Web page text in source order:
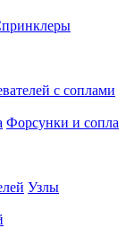
с соплами
Форсунки и сопла
Узлы